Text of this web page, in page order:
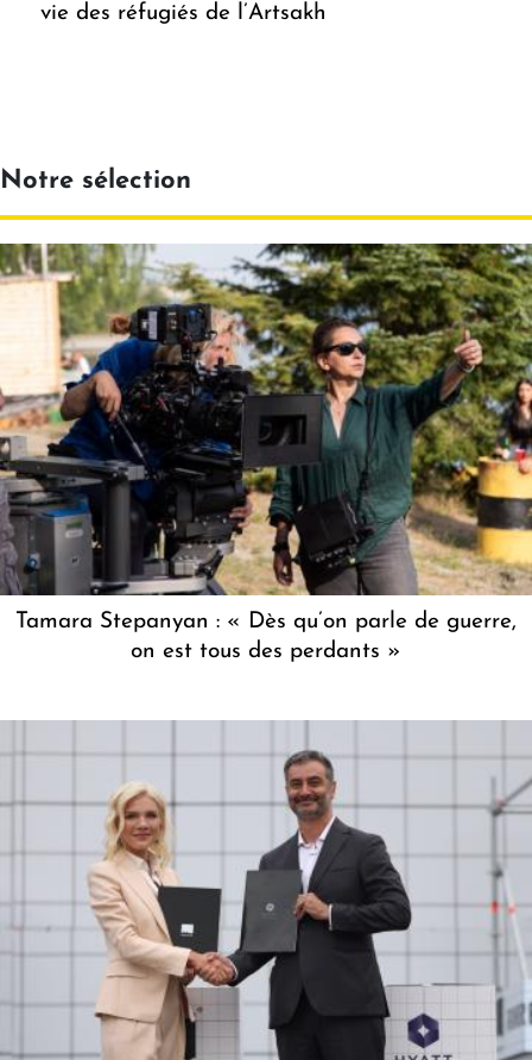
vie des réfugiés de l’Artsakh
Notre sélection
Tamara Stepanyan : « Dès qu’on parle de guerre,
on est tous des perdants »